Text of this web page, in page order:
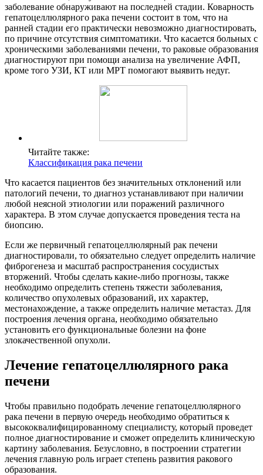
заболевание обнаруживают на последней стадии. Коварность
гепатоцеллюлярного рака печени состоит в том, что на
ранней стадии его практически невозможно диагностировать,
по причине отсутствия симптоматики. Что касается больных с
хроническими заболеваниями печени, то раковые образования
диагностируют при помощи анализа на увеличение АФП,
кроме того УЗИ, КТ или МРТ помогают выявить недуг.
Читайте также:
Классификация рака печени
Что касается пациентов без значительных отклонений или
патологий печени, то диагноз устанавливают при наличии
любой неясной этиологии или поражений различного
характера. В этом случае допускается проведения теста на
биопсию.
Если же первичный гепатоцеллюлярный рак печени
диагностировали, то обязательно следует определить наличие
фиброгенеза и масштаб распространения сосудистых
вторжений. Чтобы сделать какие-либо прогнозы, также
необходимо определить степень тяжести заболевания,
количество опухолевых образований, их характер,
местонахождение, а также определить наличие метастаз. Для
построения лечения органа, необходимо обязательно
установить его функциональные болезни на фоне
злокачественной опухоли.
Лечение гепатоцеллюлярного рака
печени
Чтобы правильно подобрать лечение гепатоцеллюлярного
рака печени в первую очередь необходимо обратиться к
высококвалифицированному специалисту, который проведет
полное диагностирование и сможет определить клиническую
картину заболевания. Безусловно, в построении стратегии
лечения главную роль играет степень развития ракового
образования.